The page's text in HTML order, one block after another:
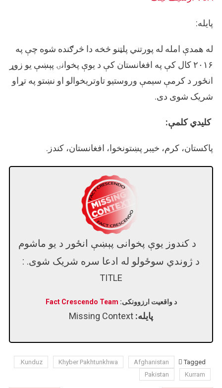
پایله:
له همدې امله له پورتني پلټنو څخه دا څرګنده شوه چې په
۲۰۱۶ کال کې په افغانستان کې د یوې پخوانۍ پېښې یو زوړ
انځور د کرمې سیمې وروستیو تاوتریخوالو او نښتو په تړاو
شریک شوی دی.
کلیدي کلمې:
پاکستان، کرم، خیبر پښتونخوا، افغانستان، کندز.
د کندوز یوې پخوانی پېښې انځور د یو ماشوم
د ژوندي سوځولو له ادعا سره شریک شوی. :
TITLE
د واقعیت ارزوونکی: Fact Crescendo Team
پایله:
Tagged
Afghanistan
Khyber Pakhtunkhwa
Kunduz.
Kurram
Pakistan